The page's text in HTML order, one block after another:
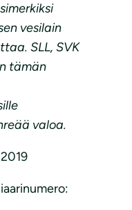
vesilain
SLL, SVK
tämän
valoa.